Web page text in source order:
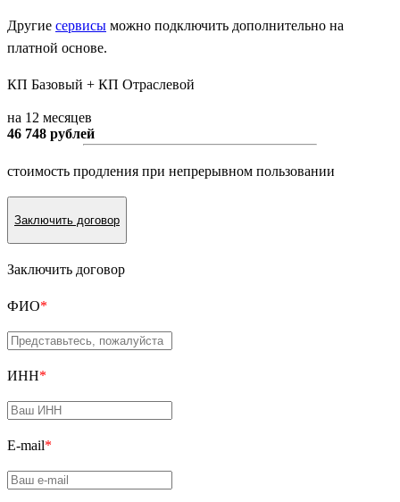
Другие сервисы можно подключить дополнительно на
платной основе.
КП Базовый + КП Отраслевой
на 12 месяцев
46 748 рублей
стоимость продления при непрерывном пользовании
Заключить договор
Заключить договор
ФИО*
ИНН*
E-mail*